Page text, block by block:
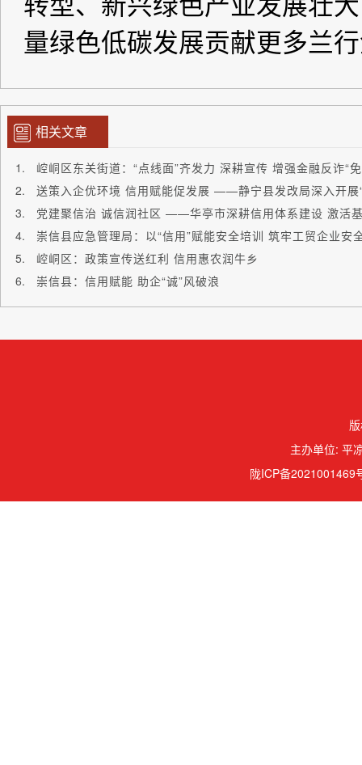
相关文章
崆峒区东关街道：“点线面”齐发力 深耕宣传 增强金融反诈“
党建聚信治 诚信润社区 ——华亭市深耕信用体系建设 激活
崇信县应急管理局：以“信用”赋能安全培训 筑牢工贸企业安
崆峒区：政策宣传送红利 信用惠农润牛乡
崇信县：信用赋能 助企“诚”风破浪
主办单位: 平
陇ICP备2021001469